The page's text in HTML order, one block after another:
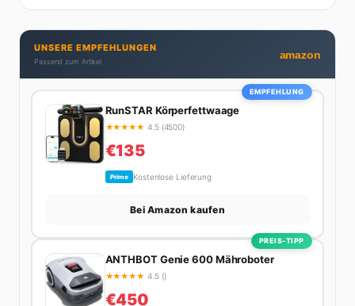
Privatleben unter einen Hut bekommt. Privat ist sie
bekennende Kaffee-Süchtige (3+ Tassen am Tag,
Minimum), Podcast-Hörerin und verbringt ihre
Wochenenden am liebsten in der Natur oder auf dem
UNSERE EMPFEHLUNGEN
Passend zum Artikel
amazon
EMPFEHLUNG
RunSTAR Körperfettwaage
★★★★★ 4.5 (4500)
€135
Prime Kostenlose Lieferung
Bei Amazon kaufen
PREIS-TIPP
ANTHBOT Genie 600 Mähroboter
★★★★★ 4.5 ()
€450